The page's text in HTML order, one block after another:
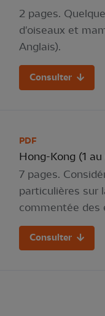
2 pages.
d'oiseaux et
Anglais).
Consulter
PDF
Hong-Kong (1
7 pages.
particulières sur
commentée des
Consulter